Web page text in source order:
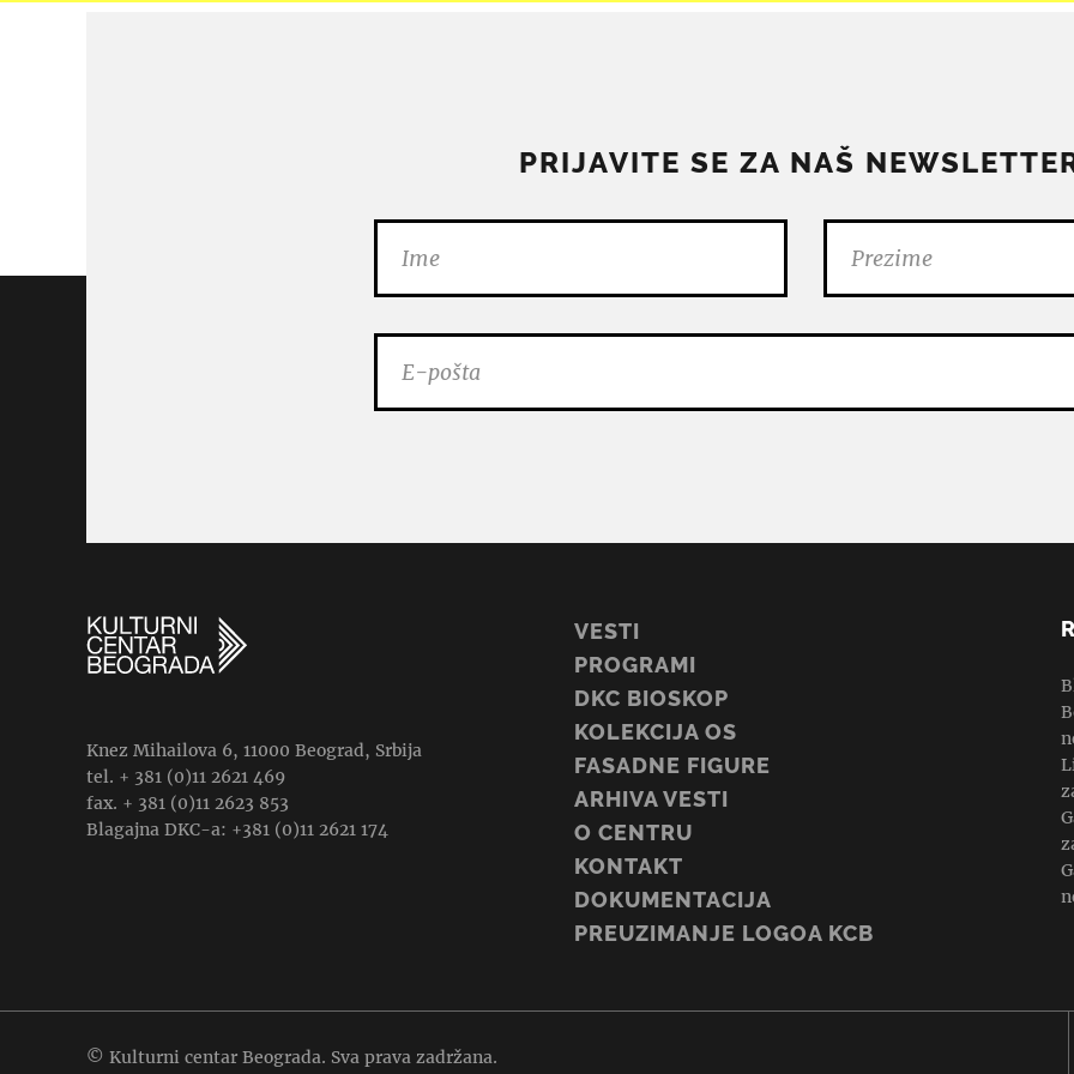
PRIJAVITE SE ZA NAŠ
Knez Mihailova 6, 11000 Beograd, Srbija
tel. + 381 (0)11 2621 469
fax. + 381 (0)11 2623 853
Blagajna DKC-a: +381 (0)11 2621 174
VESTI
PROGRAMI
DKC BIOSKOP
KOLEKCIJA OS
FASADNE FIGURE
ARHIVA VESTI
O CENTRU
KONTAKT
DOKUMENTACIJA
PREUZIMANJE LOGOA KCB
© Kulturni centar Beograda. Sva prava zadržana.